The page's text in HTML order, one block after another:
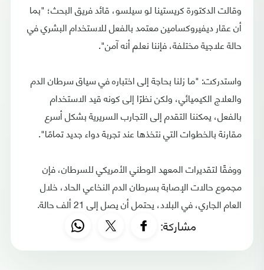
وقالت الدكتورة كريستينا لو سيلسو، قائد فريق البحث؛ "بما
أن عقار ديفيروكسامين معتمد بالفعل للاستخدام البشري في
حالة علاجية مختلفة، فإننا نعلم أنه آمن".
واستدركت: "ما زلنا بحاجة إلى اختباره في سياق سرطان الدم
والعلاج الكيميائي، ولكن نظرًا إلى كونه قيد الاستخدام
بالفعل، يمكننا التقدم إلى التجارب السريرية بشكل أسرع
مقارنة بالخطوات التي نتخذها عند تجربة دواء جديد تمامًا".
ووفقًا لتقديرات المعهد الوطني الأمريكي للسرطان، فإن
مجموع حالات الإصابة بسرطان الدم النخاعي الحاد، خلال
العام الجاري، في البلاد، يحتمل أن يصل إلى 21 ألف حالة.
مشاركة: